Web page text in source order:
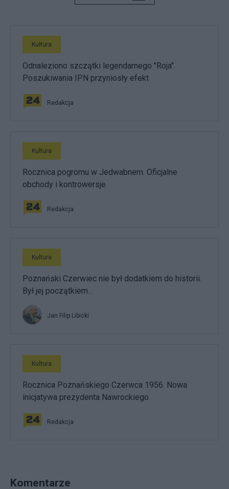
Kultura
Odnaleziono szczątki legendarnego "Roja".
Poszukiwania IPN przyniosły efekt
Redakcja
Kultura
Rocznica pogromu w Jedwabnem. Oficjalne
obchody i kontrowersje
Redakcja
Kultura
Poznański Czerwiec nie był dodatkiem do historii.
Był jej początkiem…
Jan Filip Libicki
Kultura
Rocznica Poznańskiego Czerwca 1956. Nowa
inicjatywa prezydenta Nawrockiego
Redakcja
Komentarze